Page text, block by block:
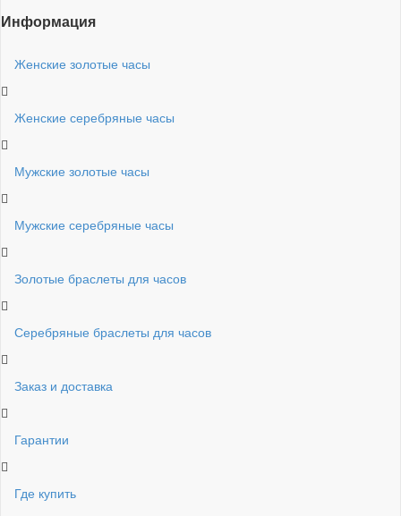
Информация
Женские золотые часы
Женские серебряные часы
Мужские золотые часы
Мужские серебряные часы
Золотые браслеты для часов
Серебряные браслеты для часов
Заказ и доставка
Гарантии
Где купить